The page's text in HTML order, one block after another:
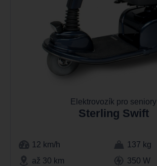
Elektrovozík pro seniory
Sterling Swift
12 km/h
137 kg
až 30 km
350 W